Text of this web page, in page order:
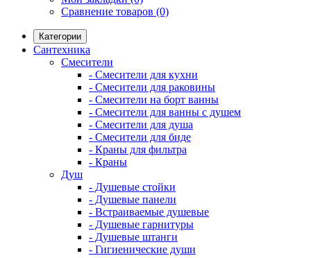
Сравнение товаров (0)
Категории
Сантехника
Смесители
- Смесители для кухни
- Смесители для раковины
- Смесители на борт ванны
- Смесители для ванны с душем
- Смесители для душа
- Смесители для биде
- Краны для фильтра
- Краны
Душ
- Душевые стойки
- Душевые панели
- Встраиваемые душевые
- Душевые гарнитуры
- Душевые штанги
- Гигиенические души